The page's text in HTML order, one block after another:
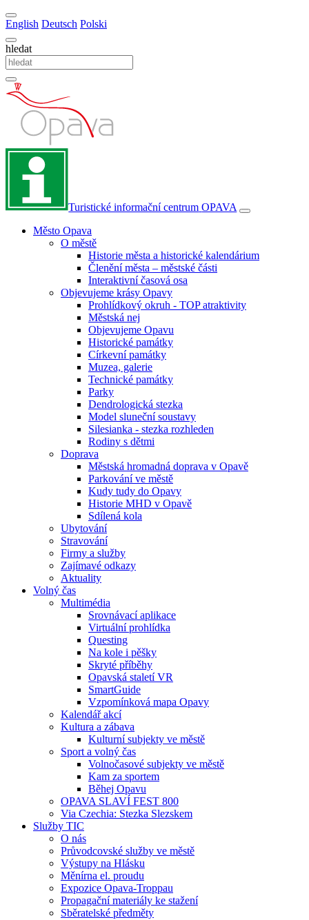
English Deutsch Polski
hledat
Turistické informační centrum OPAVA
Město Opava
O městě
Historie města a historické kalendárium
Členění města – městské části
Interaktivní časová osa
Objevujeme krásy Opavy
Prohlídkový okruh - TOP atraktivity
Městská nej
Objevujeme Opavu
Historické památky
Církevní památky
Muzea, galerie
Technické památky
Parky
Dendrologická stezka
Model sluneční soustavy
Silesianka - stezka rozhleden
Rodiny s dětmi
Doprava
Městská hromadná doprava v Opavě
Parkování ve městě
Kudy tudy do Opavy
Historie MHD v Opavě
Sdílená kola
Ubytování
Stravování
Firmy a služby
Zajímavé odkazy
Aktuality
Volný čas
Multimédia
Srovnávací aplikace
Virtuální prohlídka
Questing
Na kole i pěšky
Skryté příběhy
Opavská staletí VR
SmartGuide
Vzpomínková mapa Opavy
Kalendář akcí
Kultura a zábava
Kulturní subjekty ve městě
Sport a volný čas
Volnočasové subjekty ve městě
Kam za sportem
Běhej Opavu
OPAVA SLAVÍ FEST 800
Via Czechia: Stezka Slezskem
Služby TIC
O nás
Průvodcovské služby ve městě
Výstupy na Hlásku
Měnírna el. proudu
Expozice Opava-Troppau
Propagační materiály ke stažení
Sběratelské předměty